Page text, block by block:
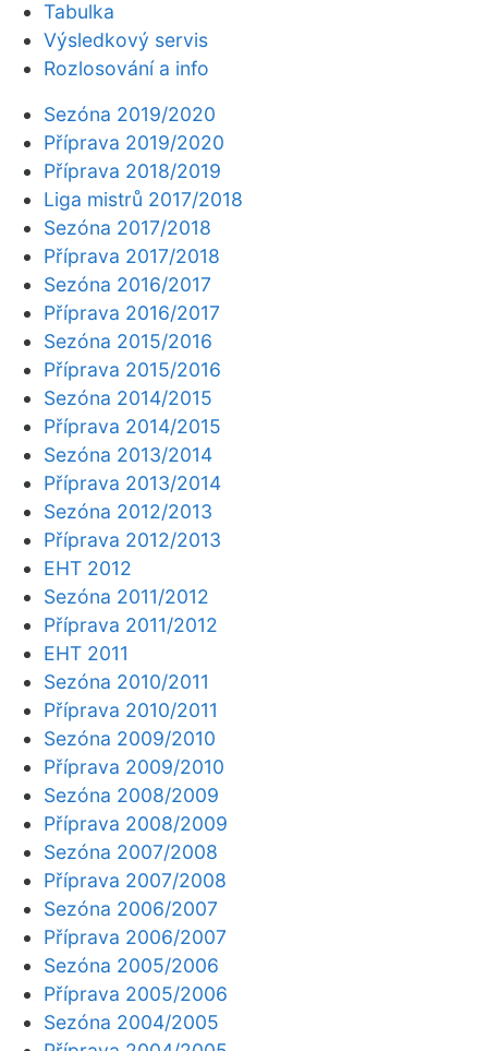
Tabulka
Výsledkový servis
Rozlosování a info
Sezóna 2019/2020
Příprava 2019/2020
Příprava 2018/2019
Liga mistrů 2017/2018
Sezóna 2017/2018
Příprava 2017/2018
Sezóna 2016/2017
Příprava 2016/2017
Sezóna 2015/2016
Příprava 2015/2016
Sezóna 2014/2015
Příprava 2014/2015
Sezóna 2013/2014
Příprava 2013/2014
Sezóna 2012/2013
Příprava 2012/2013
EHT 2012
Sezóna 2011/2012
Příprava 2011/2012
EHT 2011
Sezóna 2010/2011
Příprava 2010/2011
Sezóna 2009/2010
Příprava 2009/2010
Sezóna 2008/2009
Příprava 2008/2009
Sezóna 2007/2008
Příprava 2007/2008
Sezóna 2006/2007
Příprava 2006/2007
Sezóna 2005/2006
Příprava 2005/2006
Sezóna 2004/2005